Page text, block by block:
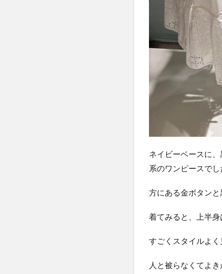
ス
4.
ま
ネイビーベースに
系のワンピースでし
方にある金ボタンと
着てみると、上半
すごくスタイルよく
人と被らなくてよ